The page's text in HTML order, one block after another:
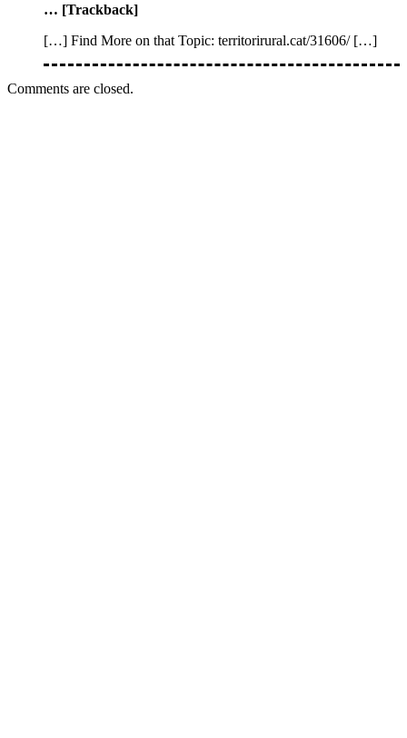
… [Trackback]
[…] Find More on that Topic: territorirural.cat/31606/ […]
Comments are closed.